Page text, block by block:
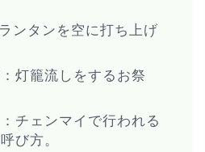
ランタンを空に打ち上げ
：灯籠流しをするお祭
：チェンマイで行われる
び方。